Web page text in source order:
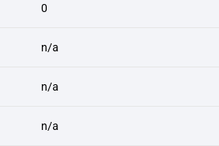
0
n/a
n/a
n/a